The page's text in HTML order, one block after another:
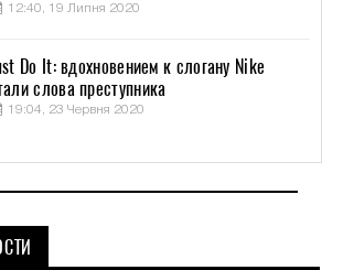
12:40, 19 Липня 2020
Do It: вдохновением к слогану Nike
слова преступника
19:04, 23 Червня 2020